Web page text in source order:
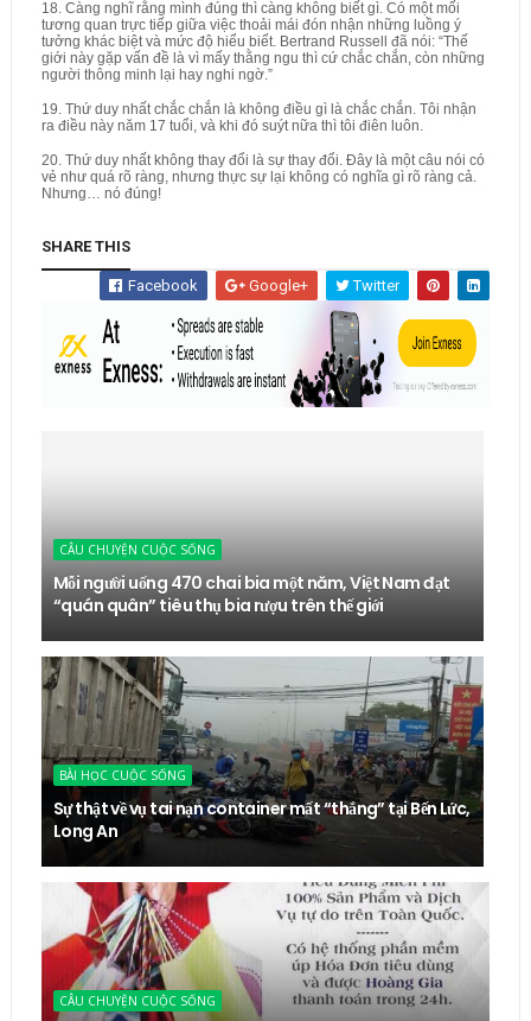
18. Càng nghĩ rằng mình đúng thì càng không biết gì. Có một mối
tương quan trực tiếp giữa việc thoải mái đón nhận những luồng ý
tưởng khác biệt và mức độ hiểu biết. Bertrand Russell đã nói: “Thế
giới này gặp vấn đề là vì mấy thằng ngu thì cứ chắc chắn, còn những
người thông minh lại hay nghi ngờ.”
19. Thứ duy nhất chắc chắn là không điều gì là chắc chắn. Tôi nhận
ra điều này năm 17 tuổi, và khi đó suýt nữa thì tôi điên luôn.
20. Thứ duy nhất không thay đổi là sự thay đổi. Đây là một câu nói có
vẻ như quá rõ ràng, nhưng thực sự lại không có nghĩa gì rõ ràng cả.
Nhưng… nó đúng!
SHARE THIS
Facebook Google+ Twitter
CÂU CHUYỆN CUỘC SỐNG
Mỗi người uống 470 chai bia một năm, Việt Nam đạt
“quán quân” tiêu thụ bia rượu trên thế giới
BÀI HỌC CUỘC SỐNG
Sự thật về vụ tai nạn container mất “thắng” tại Bến Lức,
Long An
CÂU CHUYỆN CUỘC SỐNG